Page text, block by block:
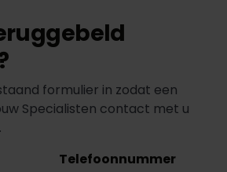
formulier in zodat een
Specialisten contact met u
Telefoonnummer